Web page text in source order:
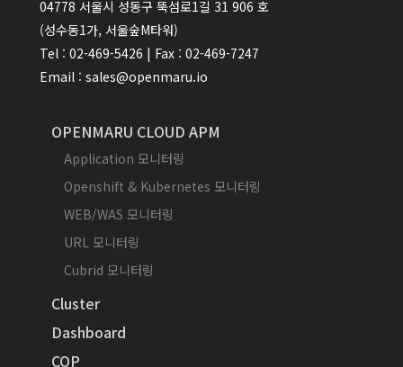
04778 서울시 성동구 뚝섬로1길 31 906 호
(성수동1가, 서울숲M타워)
Tel : 02-469-5426 | Fax : 02-469-7247
Email : sales@openmaru.io
OPENMARU CLOUD APM
Application 모니터링
Openshift & Kubernetes 모니터링
WEB/WAS 모니터링
URL 모니터링
Cubrid 모니터링
Cluster
Dashboard
COP